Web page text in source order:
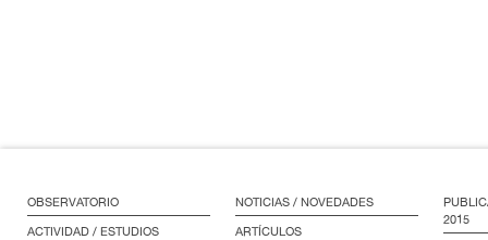
OBSERVATORIO
ACTIVIDAD / ESTUDIOS
NOTICIAS / NOVEDADES
ARTÍCULOS
2015